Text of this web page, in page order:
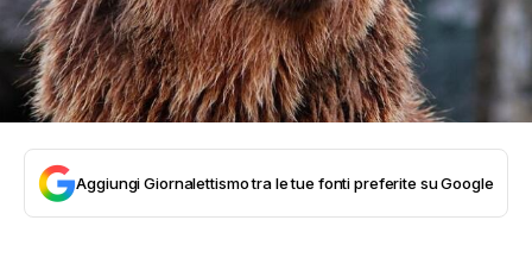
Aggiungi Giornalettismo tra le tue fonti preferite su Google